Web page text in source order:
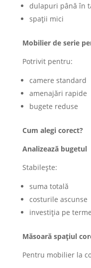
dulapuri până în
spații mici
Mobilier de serie
Potrivit pentru:
camere standard
amenajări rapide
bugete reduse
Cum alegi corect?
Analizează bugetul
Stabilește:
suma totală
costurile ascunse
investiția pe
Măsoară spațiul
Pentru mobilier la